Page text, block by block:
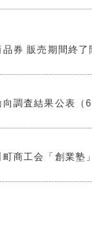
券 販売期間終了
調査結果公表（6
商工会「創業塾